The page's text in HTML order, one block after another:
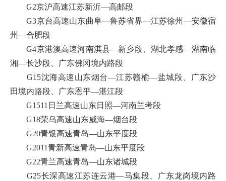
G2京沪高速江苏新沂—高邮段
G3京台高速山东曲阜—鲁苏省界—江苏徐州—安徽宿
州—合肥段
G4京港澳高速河南淇县—新乡段、湖北孝感—湖南临
湘—长沙段、广东佛冈境内路段
G15沈海高速山东烟台—江苏赣榆—盐城段、广东沙
田境内路段、广东恩平—湛江段
G1511日兰高速山东日照—河南兰考段
G18荣乌高速山东威海—烟台段
G20青银高速青岛—山东平度段
G2011青新高速青岛—山东平度段
G22青兰高速青岛—山东诸城段
G25长深高速江苏连云港—马集段、广东龙岗境内路